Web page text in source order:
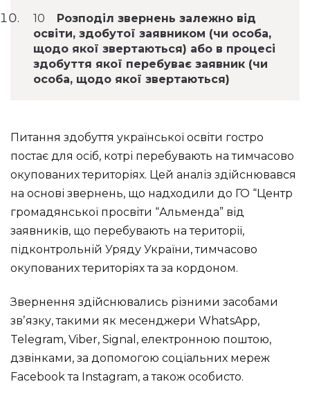
Розподіл звернень залежно від
освіти, здобутої заявником (чи особа,
щодо якої звертаються) або в процесі
здобуття якої перебуває заявник (чи
особа, щодо якої звертаються)
Питання здобуття української освіти гостро
постає для осіб, котрі перебувають на тимчасово
окупованих територіях. Цей аналіз здійснювався
на основі звернень, що надходили до ГО “Центр
громадянської просвіти “Альменда” від
заявників, що перебувають на території,
підконтрольній Уряду України, тимчасово
окупованих територіях та за кордоном.
Звернення здійснювались різними засобами
звʼязку, такими як месенджери WhatsApp,
Telegram, Viber, Signal, електронною поштою,
дзвінками, за допомогою соціальних мереж
Facebook та Instagram, а також особисто.